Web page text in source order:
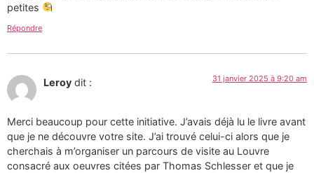
petites
Répondre
Leroy dit : 31 janvier 2025 à 9:20 am
Merci beaucoup pour cette initiative. J’avais déjà lu le livre avant
que je ne découvre votre site. J’ai trouvé celui-ci alors que je
cherchais à m’organiser un parcours de visite au Louvre
consacré aux oeuvres citées par Thomas Schlesser et que je